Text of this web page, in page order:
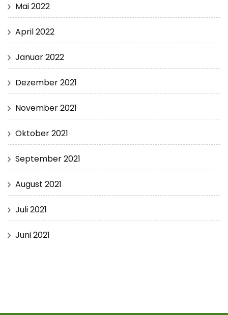
Mai 2022
April 2022
Januar 2022
Dezember 2021
November 2021
Oktober 2021
September 2021
August 2021
Juli 2021
Juni 2021